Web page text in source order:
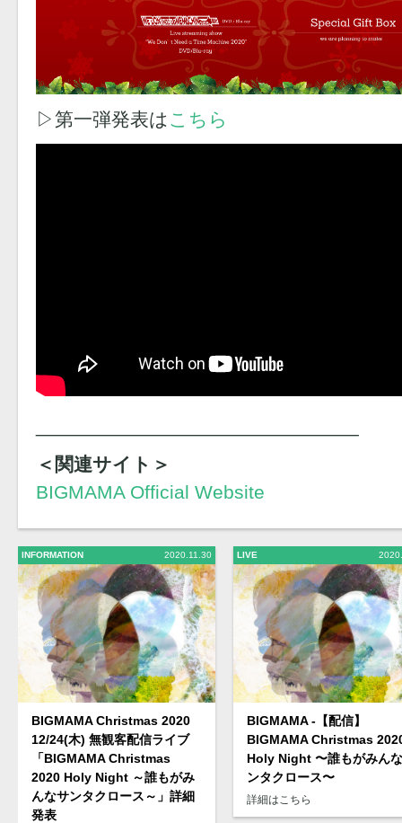
▷第一弾発表は こちら
＜関連サイト＞
BIGMAMA Official Website
INFORMATION 2020.11.30
BIGMAMA Christmas 2020
12/24(木) 無観客配信ライブ
「BIGMAMA Christmas
2020 Holy Night ～誰もがみ
んなサンタクロース～」詳細
発表
LIVE
BIGMAMA -【配信】
BIGMAMA Christmas
Holy Night 〜誰もがみん
ンタクロース〜
詳細はこちら